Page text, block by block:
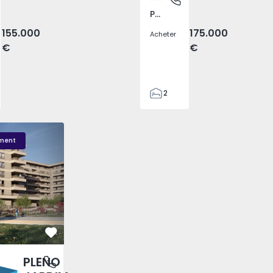
155.000
€
Pego, Abrantes
Acheter
175.000
€
2
- 3
Porto
Préféré
PLENO